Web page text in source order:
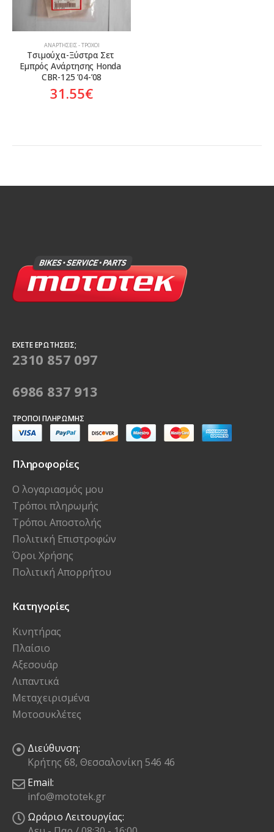
ΑΝΑΡΤΉΣΕΙΣ - ΤΡΟΧΟΊ
Τσιμούχα-Ξύστρα Σετ
Εμπρός Ανάρτησης Honda
CBR-125 ’04-’08
31.55€
ΈΧΕΤΕ ΕΡΩΤΉΣΕΙΣ;
2310 857 097
6986 837 913
ΤΡΌΠΟΙ ΠΛΗΡΩΜΉΣ
Πληροφορίες
Ο λογαριασμός μου
Τρόποι πληρωμής
Τρόποι Αποστολής
Πολιτική Επιστροφών
Όροι Χρήσης
Πολιτική Απορρήτου
Κατηγορίες
Κινητήρας
Πλαίσιο
Αξεσουάρ
Λιπαντικά
Μεταχειρισμένα
Μοτοσυκλέτες
Διεύθυνση:
Κρήτης 68, Θεσσαλονίκη 546 46
Email:
info@mototek.gr
Ωράριο Λειτουργίας: